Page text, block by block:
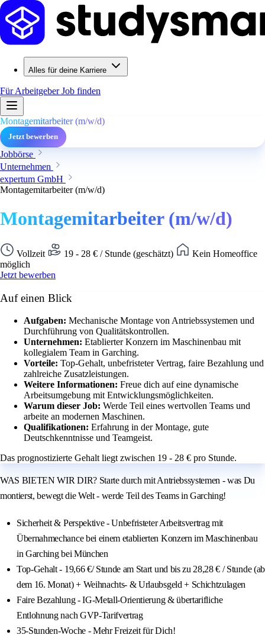
Alles für deine Karriere
Für ArbeitgeberJob finden
Montagemitarbeiter (m/w/d)
Jetzt bewerben
Jobbörse
Unternehmen
expertum GmbH
Montagemitarbeiter (m/w/d)
Montagemitarbeiter (m/w/d)
Vollzeit 19 - 28 € / Stunde (geschätzt)
Kein Homeoffice
möglich
Jetzt bewerben
Auf einen Blick
Aufgaben: Mechanische Montage von Antriebssystemen und
Durchführung von Qualitätskontrollen.
Unternehmen: Etablierter Konzern im Maschinenbau mit
kollegialem Team in Garching.
Vorteile: Top-Gehalt, unbefristeter Vertrag, faire Bezahlung und
zahlreiche Zusatzleistungen.
Weitere Informationen: Freue dich auf eine dynamische
Arbeitsumgebung mit Entwicklungsmöglichkeiten.
Warum dieser Job: Werde Teil eines wertvollen Teams und
arbeite an modernen Maschinen.
Qualifikationen: Erfahrung in der Montage, gute
Deutschkenntnisse und Teamgeist.
Das prognostizierte Gehalt liegt zwischen 19 - 28 € pro Stunde.
WAS BIETEN WIR DIR? Starte durch mit Antriebssystemen - was Du
montierst, bewegt die Welt - werde Teil des Teams in Garching!
Sicherheit & Perspektive - Unbefristeter Arbeitsvertrag mit
Übernahmechance bei einem etablierten Konzern im Maschinenbau
in Garching bei München
Top-Gehalt - 19,66 €/ Stunde am Start und bis zu 28,28 € / Stunde (ab
dem 16. Monat) + Weihnachts- & Urlaubsgeld + Schichtzulagen
Faire Bezahlung - IG-Metall-Orientierung & übertarifliche
Entlohnung nach GVP-Tarifvertrag
35-Stunden-Woche - Mehr Freizeit für Dich!